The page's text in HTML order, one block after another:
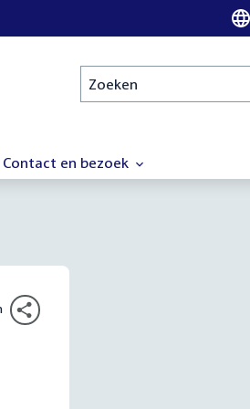
Zoeken
Contact en bezoek